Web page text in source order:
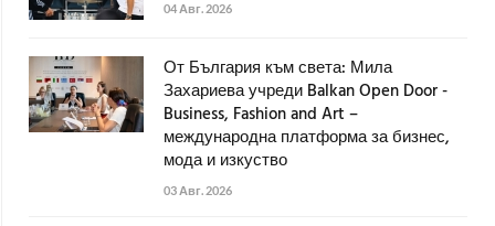
04 Авг. 2026
От България към света: Мила
Захариева учреди Balkan Open Door -
Business, Fashion and Art –
международна платформа за бизнес,
мода и изкуство
03 Авг. 2026